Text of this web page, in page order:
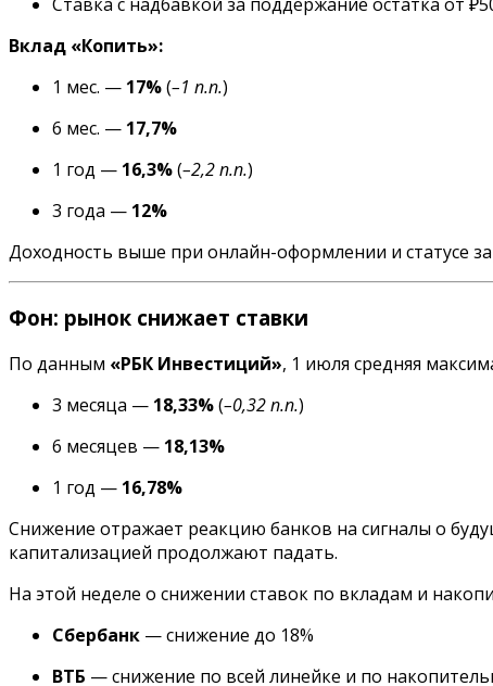
Вклад «Копить»:
1 мес. — 17%(–1 п.п.)
6 мес. — 17,7%
1 год — 16,3%(–2,2 п.п.)
3 года — 12%
Доходность выше при онлайн-оформлении и статусе
Фон: рынок снижает ставки
По данным «РБК Инвестиций», 1 июля средняя
3 месяца — 18,33%(–0,32 п.п.)
6 месяцев — 18,13%
1 год — 16,78%
Снижение отражает реакцию банков на сигналы о
капитализацией продолжают падать.
На этой неделе о снижении ставок по вкладам и
Сбербанк — снижение до 18%
ВТБ — снижение по всей линейке и по